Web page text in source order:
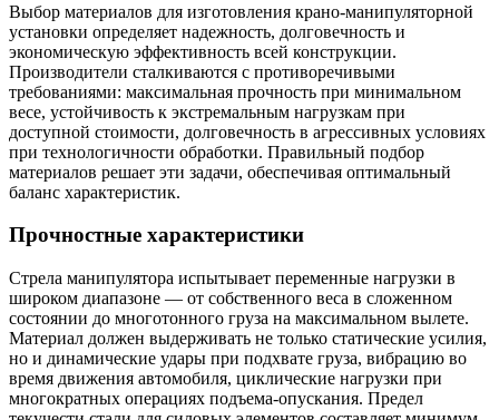
Выбор материалов для изготовления крано-манипуляторной
установки определяет надежность, долговечность и
экономическую эффективность всей конструкции.
Производители сталкиваются с противоречивыми
требованиями: максимальная прочность при минимальном
весе, устойчивость к экстремальным нагрузкам при
доступной стоимости, долговечность в агрессивных условиях
при технологичности обработки. Правильный подбор
материалов решает эти задачи, обеспечивая оптимальный
баланс характеристик.
Прочностные характеристики
Стрела манипулятора испытывает переменные нагрузки в
широком диапазоне — от собственного веса в сложенном
состоянии до многотонного груза на максимальном вылете.
Материал должен выдерживать не только статические усилия,
но и динамические удары при подхвате груза, вибрацию во
время движения автомобиля, циклические нагрузки при
многократных операциях подъема-опускания. Предел